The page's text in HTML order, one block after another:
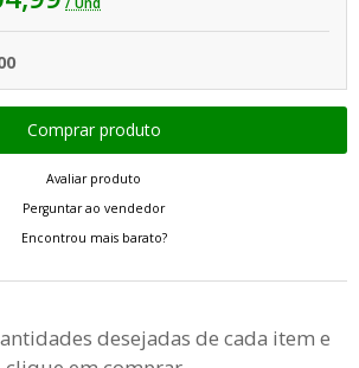
Avaliar produto
Perguntar ao vendedor
Encontrou mais barato?
desejadas de cada item e